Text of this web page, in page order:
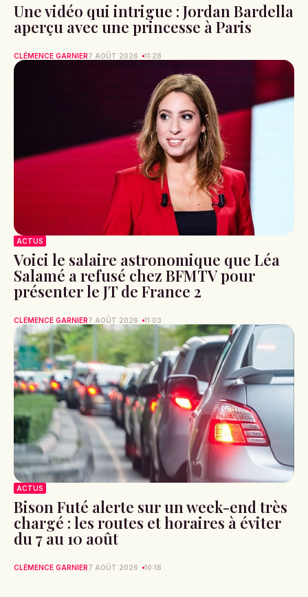
Une vidéo qui intrigue : Jordan Bardella
aperçu avec une princesse à Paris
CLÉMENCE GARNIER7 AOÛT 2026 11:28
ACTUS
Voici le salaire astronomique que Léa
Salamé a refusé chez BFMTV pour
présenter le JT de France 2
CLÉMENCE GARNIER7 AOÛT 2026 11:03
ACTUS
Bison Futé alerte sur un week-end très
chargé : les routes et horaires à éviter
du 7 au 10 août
CLÉMENCE GARNIER7 AOÛT 2026 10:18